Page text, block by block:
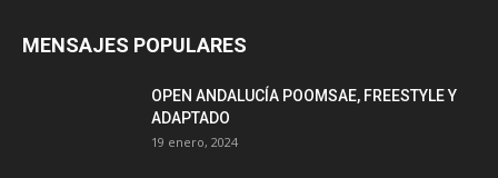
MENSAJES POPULARES
OPEN ANDALUCÍA POOMSAE, FREESTYLE Y
ADAPTADO
19 enero, 2024